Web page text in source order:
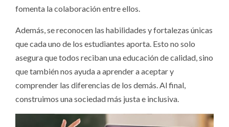
fomenta la colaboración entre ellos.
Además, se reconocen las habilidades y fortalezas únicas
que cada uno de los estudiantes aporta. Esto no solo
asegura que todos reciban una educación de calidad, sino
que también nos ayuda a aprender a aceptar y
comprender las diferencias de los demás. Al final,
construimos una sociedad más justa e inclusiva.